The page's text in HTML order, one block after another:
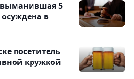
5
в
посетитель
кружкой